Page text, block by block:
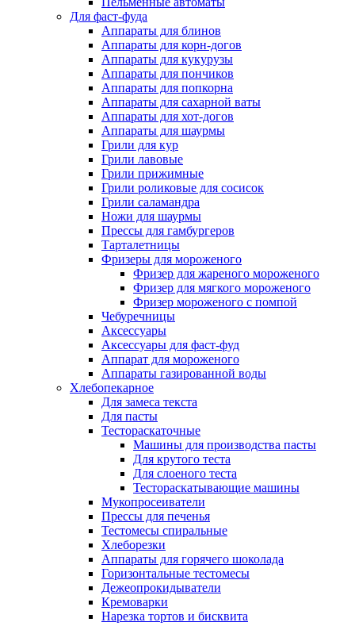
Для фаст-фуда
Аппараты для блинов
Аппараты для корн-догов
Аппараты для кукурузы
Аппараты для пончиков
Аппараты для попкорна
Аппараты для сахарной ваты
Аппараты для хот-догов
Аппараты для шаурмы
Грили для кур
Грили лавовые
Грили прижимные
Грили роликовые для сосисок
Грили саламандра
Ножи для шаурмы
Прессы для гамбургеров
Тарталетницы
Фризеры для мороженого
Фризер для жареного мороженого
Фризер для мягкого мороженого
Фризер мороженого с помпой
Чебуречницы
Аксессуары
Аксессуары для фаст-фуд
Аппарат для мороженого
Аппараты газированной воды
Хлебопекарное
Для замеса текста
Для пасты
Тестораскаточные
Машины для производства пасты
Для крутого теста
Для слоеного теста
Тестораскатывающие машины
Мукопросеиватели
Прессы для печенья
Тестомесы спиральные
Хлеборезки
Аппараты для горячего шоколада
Горизонтальные тестомесы
Дежеопрокидыватели
Кремоварки
Нарезка тортов и бисквита